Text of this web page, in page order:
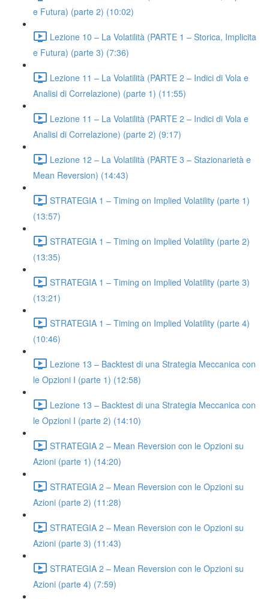
e Futura) (parte 2) (10:02)
Lezione 10 – La Volatilità (PARTE 1 – Storica, Implicita
e Futura) (parte 3) (7:36)
Lezione 11 – La Volatilità (PARTE 2 – Indici di Vola e
Analisi di Correlazione) (parte 1) (11:55)
Lezione 11 – La Volatilità (PARTE 2 – Indici di Vola e
Analisi di Correlazione) (parte 2) (9:17)
Lezione 12 – La Volatilità (PARTE 3 – Stazionarietà e
Mean Reversion) (14:43)
STRATEGIA 1 – Timing on Implied Volatility (parte 1)
(13:57)
STRATEGIA 1 – Timing on Implied Volatility (parte 2)
(13:35)
STRATEGIA 1 – Timing on Implied Volatility (parte 3)
(13:21)
STRATEGIA 1 – Timing on Implied Volatility (parte 4)
(10:46)
Lezione 13 – Backtest di una Strategia Meccanica con
le Opzioni I (parte 1) (12:58)
Lezione 13 – Backtest di una Strategia Meccanica con
le Opzioni I (parte 2) (14:10)
STRATEGIA 2 – Mean Reversion con le Opzioni su
Azioni (parte 1) (14:20)
STRATEGIA 2 – Mean Reversion con le Opzioni su
Azioni (parte 2) (11:28)
STRATEGIA 2 – Mean Reversion con le Opzioni su
Azioni (parte 3) (11:43)
STRATEGIA 2 – Mean Reversion con le Opzioni su
Azioni (parte 4) (7:59)